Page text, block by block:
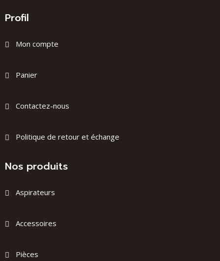
Profil
Mon compte
Panier
Contactez-nous
Politique de retour et échange
Nos produits
Aspirateurs
Accessoires
Pièces